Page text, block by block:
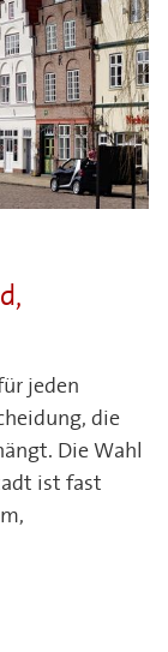
jeden
die
Die Wahl
ist fast